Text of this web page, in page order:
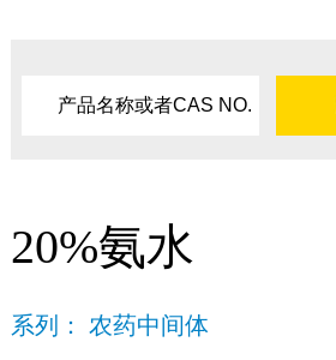
20%氨水
系列： 农药中间体